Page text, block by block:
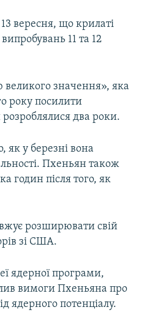
вересня, що крилаті
11 та 12
великого значення», яка
року посилити
два роки.
як у березні вона
Пхеньян також
годин після того, як
розширювати свій
зі США.
ядерної програми,
вимоги Пхеньяна про
ядерного потенціалу.